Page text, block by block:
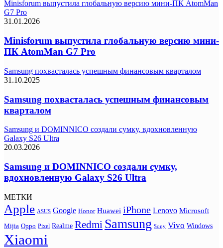
Minisforum выпустила глобальную версию мини-ПК AtomMan
G7 Pro
31.01.2026
Minisforum выпустила глобальную версию мини-
ПК AtomMan G7 Pro
Samsung похвасталась успешным финансовым кварталом
31.10.2025
Samsung похвасталась успешным финансовым
кварталом
Samsung и DOMINNICO создали сумку, вдохновленную
Galaxy S26 Ultra
20.03.2026
Samsung и DOMINNICO создали сумку,
вдохновленную Galaxy S26 Ultra
МЕТКИ
Apple ASUS Google Honor Huawei iPhone Lenovo Microsoft
Mijia Oppo Pixel Realme Redmi Samsung Sony Vivo Windows
Xiaomi